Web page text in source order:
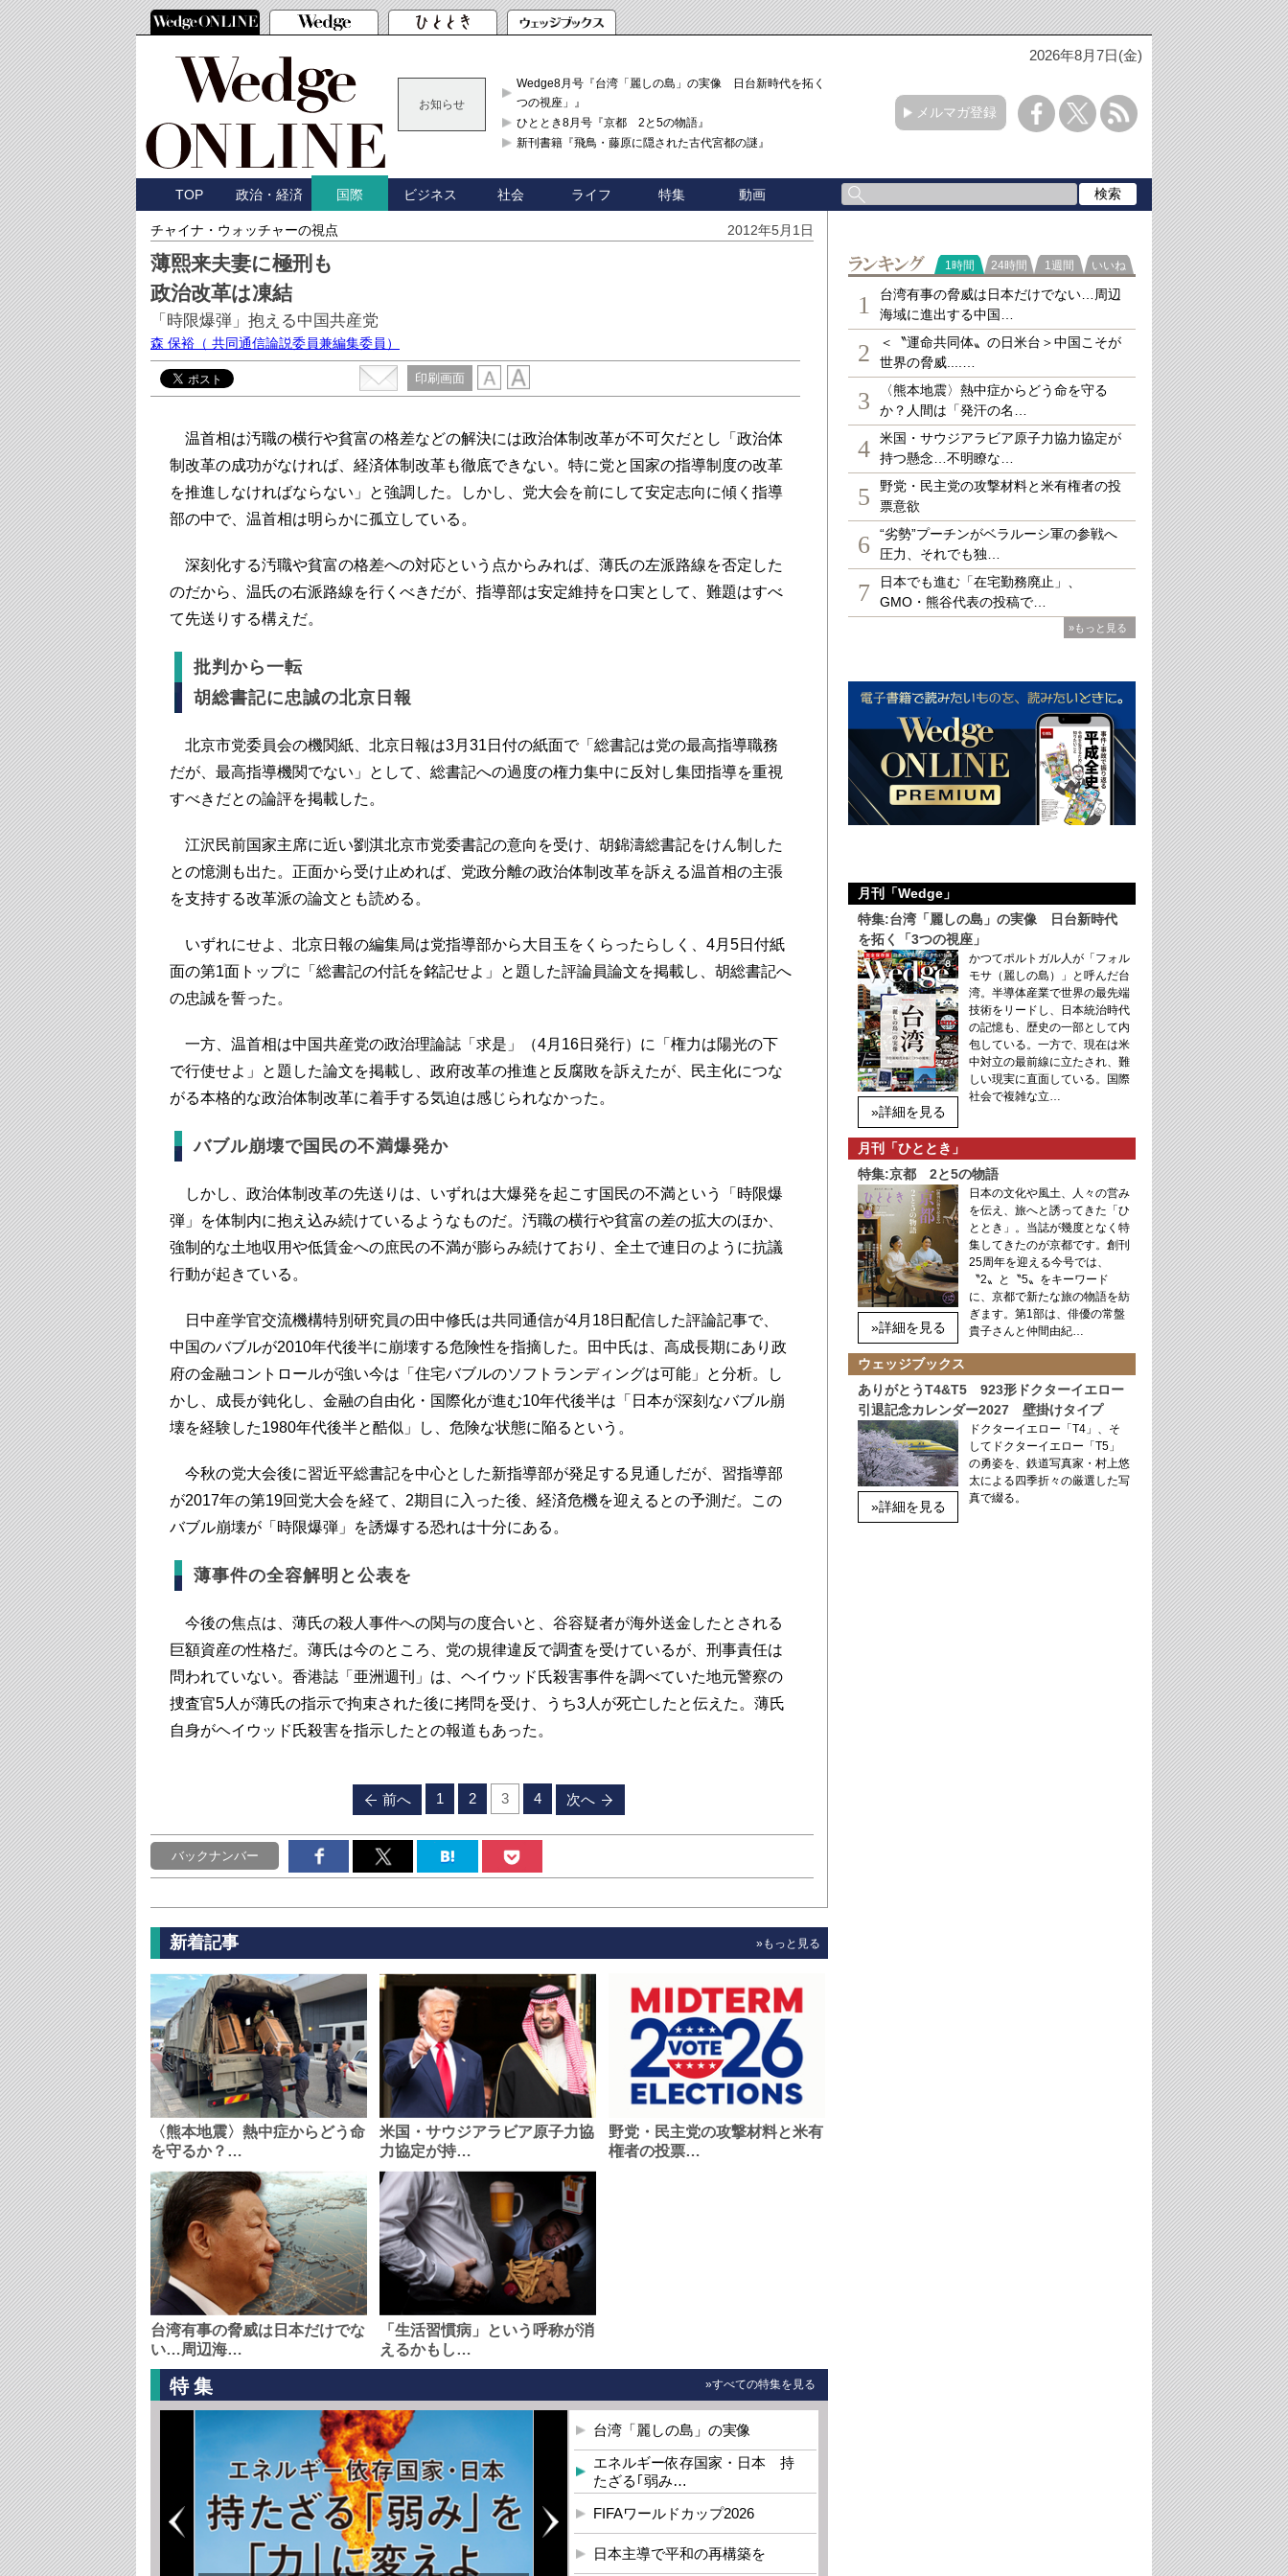
2026年8月7日(金)
お知らせ
Wedge8月号『台湾「麗しの島」の実像 日台新時代を拓く「3
つの視座」』
ひととき8月号『京都 2と5の物語』
新刊書籍『飛鳥・藤原に隠された古代宮都の謎』
メルマガ登録
TOP 政治・経済 国際 ビジネス 社会 ライフ 特集 動画
チャイナ・ウォッチャーの視点 2012年5月1日
薄熙来夫妻に極刑も
政治改革は凍結
「時限爆弾」抱える中国共産党
森 保裕 （ 共同通信論説委員兼編集委員）
印刷画面
温首相は汚職の横行や貧富の格差などの解決には政治体制改革が不可欠だとし「政治体
制改革の成功がなければ、経済体制改革も徹底できない。特に党と国家の指導制度の改革
を推進しなければならない」と強調した。しかし、党大会を前にして安定志向に傾く指導
部の中で、温首相は明らかに孤立している。
深刻化する汚職や貧富の格差への対応という点からみれば、薄氏の左派路線を否定した
のだから、温氏の右派路線を行くべきだが、指導部は安定維持を口実として、難題はすべ
て先送りする構えだ。
批判から一転
胡総書記に忠誠の北京日報
北京市党委員会の機関紙、北京日報は3月31日付の紙面で「総書記は党の最高指導職務
だが、最高指導機関でない」として、総書記への過度の権力集中に反対し集団指導を重視
すべきだとの論評を掲載した。
江沢民前国家主席に近い劉淇北京市党委書記の意向を受け、胡錦濤総書記をけん制した
との憶測も出た。正面から受け止めれば、党政分離の政治体制改革を訴える温首相の主張
を支持する改革派の論文とも読める。
いずれにせよ、北京日報の編集局は党指導部から大目玉をくらったらしく、4月5日付紙
面の第1面トップに「総書記の付託を銘記せよ」と題した評論員論文を掲載し、胡総書記へ
の忠誠を誓った。
一方、温首相は中国共産党の政治理論誌「求是」（4月16日発行）に「権力は陽光の下
で行使せよ」と題した論文を掲載し、政府改革の推進と反腐敗を訴えたが、民主化につな
がる本格的な政治体制改革に着手する気迫は感じられなかった。
バブル崩壊で国民の不満爆発か
しかし、政治体制改革の先送りは、いずれは大爆発を起こす国民の不満という「時限爆
弾」を体制内に抱え込み続けているようなものだ。汚職の横行や貧富の差の拡大のほか、
強制的な土地収用や低賃金への庶民の不満が膨らみ続けており、全土で連日のように抗議
行動が起きている。
日中産学官交流機構特別研究員の田中修氏は共同通信が4月18日配信した評論記事で、
中国のバブルが2010年代後半に崩壊する危険性を指摘した。田中氏は、高成長期にあり政
府の金融コントロールが強い今は「住宅バブルのソフトランディングは可能」と分析。し
かし、成長が鈍化し、金融の自由化・国際化が進む10年代後半は「日本が深刻なバブル崩
壊を経験した1980年代後半と酷似」し、危険な状態に陥るという。
今秋の党大会後に習近平総書記を中心とした新指導部が発足する見通しだが、習指導部
が2017年の第19回党大会を経て、2期目に入った後、経済危機を迎えるとの予測だ。この
バブル崩壊が「時限爆弾」を誘爆する恐れは十分にある。
薄事件の全容解明と公表を
今後の焦点は、薄氏の殺人事件への関与の度合いと、谷容疑者が海外送金したとされる
巨額資産の性格だ。薄氏は今のところ、党の規律違反で調査を受けているが、刑事責任は
問われていない。香港誌「亜洲週刊」は、ヘイウッド氏殺害事件を調べていた地元警察の
捜査官5人が薄氏の指示で拘束された後に拷問を受け、うち3人が死亡したと伝えた。薄氏
自身がヘイウッド氏殺害を指示したとの報道もあった。
前へ 1 2 3 4 次へ
バックナンバー
新着記事 »もっと見る
〈熊本地震〉熱中症からどう命
を守るか？…
米国・サウジアラビア原子力協
力協定が持…
野党・民主党の攻撃材料と米有
権者の投票…
台湾有事の脅威は日本だけでな
い…周辺海…
「生活習慣病」という呼称が消
えるかもし…
特集 »すべての特集を見る
台湾「麗しの島」の実像
エネルギー依存国家・日本 持
たざる｢弱み…
FIFAワールドカップ2026
日本主導で平和の再構築を
ランキング
1時間 24時間 1週間 いいね
1
台湾有事の脅威は日本だけでない…周辺
海域に進出する中国…
2
＜〝運命共同体〟の日米台＞中国こそが
世界の脅威....…
3
〈熊本地震〉熱中症からどう命を守る
か？人間は「発汗の名…
4
米国・サウジアラビア原子力協力協定が
持つ懸念…不明瞭な…
5
野党・民主党の攻撃材料と米有権者の投
票意欲
6
“劣勢”プーチンがベラルーシ軍の参戦へ
圧力、それでも独…
7
日本でも進む「在宅勤務廃止」、
GMO・熊谷代表の投稿で…
»もっと見る
月刊「Wedge」
特集:台湾「麗しの島」の実像 日台新時代
を拓く「3つの視座」
»詳細を見る
かつてポルトガル人が「フォル
モサ（麗しの島）」と呼んだ台
湾。半導体産業で世界の最先端
技術をリードし、日本統治時代
の記憶も、歴史の一部として内
包している。一方で、現在は米
中対立の最前線に立たされ、難
しい現実に直面している。国際
社会で複雑な立…
月刊「ひととき」
特集:京都 2と5の物語
»詳細を見る
日本の文化や風土、人々の営み
を伝え、旅へと誘ってきた「ひ
ととき」。当誌が幾度となく特
集してきたのが京都です。創刊
25周年を迎える今号では、
〝2〟と〝5〟をキーワード
に、京都で新たな旅の物語を紡
ぎます。第1部は、俳優の常盤
貴子さんと仲間由紀…
ウェッジブックス
ありがとうT4&T5 923形ドクターイエロー
引退記念カレンダー2027 壁掛けタイプ
»詳細を見る
ドクターイエロー「T4」、そ
してドクターイエロー「T5」
の勇姿を、鉄道写真家・村上悠
太による四季折々の厳選した写
真で綴る。